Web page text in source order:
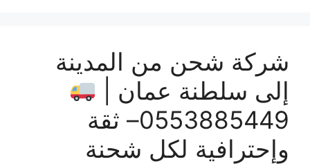
شركة شحن من المدينة
إلى سلطنة عمان |
0553885449– ثقة
وإحترافية لكل شحنة